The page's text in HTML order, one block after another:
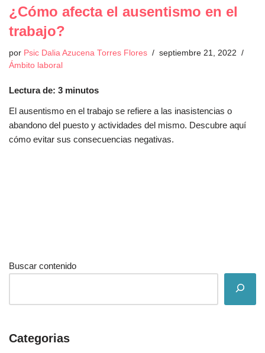
¿Cómo afecta el ausentismo en el
trabajo?
por Psic Dalia Azucena Torres Flores
septiembre 21, 2022
Ámbito laboral
Lectura de: 3 minutos
El ausentismo en el trabajo se refiere a las inasistencias o
abandono del puesto y actividades del mismo. Descubre aquí
cómo evitar sus consecuencias negativas.
Buscar contenido
Categorias